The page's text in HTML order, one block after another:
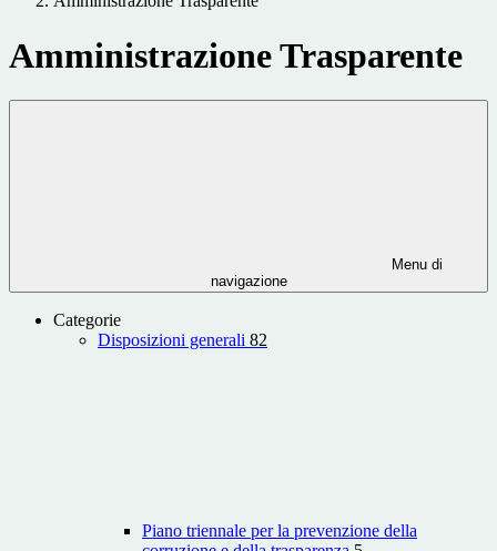
Amministrazione Trasparente
Menu di
navigazione
Categorie
Disposizioni generali 82
Piano triennale per la prevenzione della